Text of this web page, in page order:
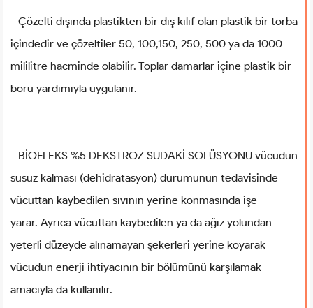
- Çözelti dışında plastikten bir dış kılıf olan plastik bir torba
içindedir ve çözeltiler 50, 100,150, 250, 500 ya da 1000
mililitre hacminde olabilir. Toplar damarlar içine plastik bir
boru yardımıyla uygulanır.
- BİOFLEKS %5 DEKSTROZ SUDAKİ SOLÜSYONU vücudun
susuz kalması (dehidratasyon) durumunun tedavisinde
vücuttan kaybedilen sıvının yerine konmasında işe
yarar. Ayrıca vücuttan kaybedilen ya da ağız yolundan
yeterli düzeyde alınamayan şekerleri yerine koyarak
vücudun enerji ihtiyacının bir bölümünü karşılamak
amacıyla da kullanılır.